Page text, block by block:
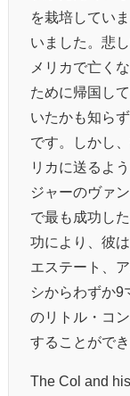
を栽培してい
いました。悲
メリカで亡く
ために帰国し
いたかも知ら
です。しかし
リカに送るよ
ジャーのヴァ
で最も成功し
功により、彼
エステート、
シからわずか9
のリトル・コ
することができ
The Col and